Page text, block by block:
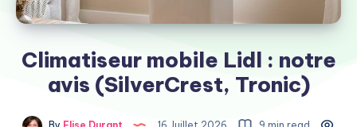
Climatiseur mobile Lidl : notre
avis (SilverCrest, Tronic)